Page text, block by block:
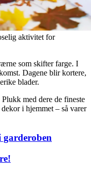
aktivitet for
som skifter farge. I
Dagene blir kortere,
blader.
med dere de fineste
i hjemmet – så varer